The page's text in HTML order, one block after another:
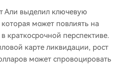
Али выделил ключевую
может повлиять на
краткосрочной перспективе.
карте ликвидации, рост
может спровоцировать